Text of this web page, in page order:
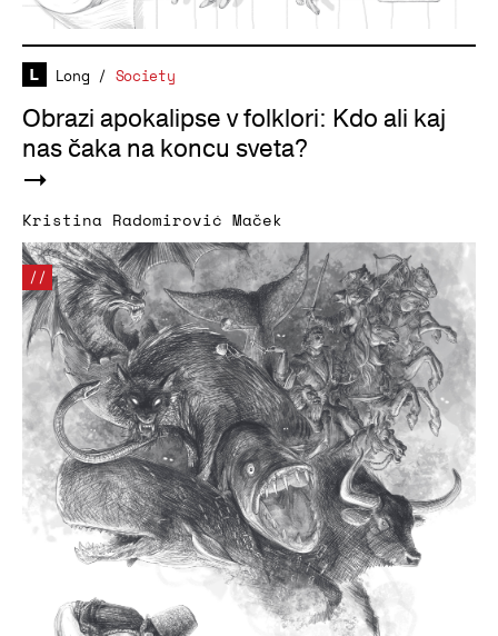
Long / Society
Obrazi apokalipse v folklori: Kdo ali kaj
nas čaka na koncu sveta?
Kristina Radomirović Maček
//